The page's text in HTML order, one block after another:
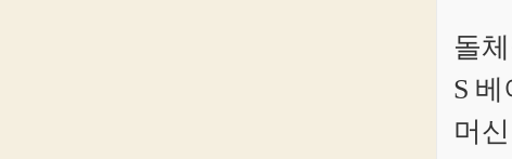
돌
S
머